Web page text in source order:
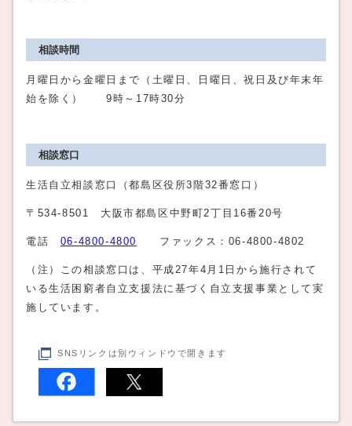
相談時間
月曜日から金曜日まで（土曜日、日曜日、祝日及び年末年
始を除く） 9時～17時30分
相談窓口
生活自立相談窓口（都島区役所3階32番窓口）
〒534-8501 大阪市都島区中野町2丁目16番20号
電話 06-4800-4800 ファックス：06-4800-4802
（注）この相談窓口は、平成27年4月1日から施行されて
いる生活困窮者自立支援法に基づく自立支援事業として実
施しています。
SNSリンクは別ウィンドウで開きます